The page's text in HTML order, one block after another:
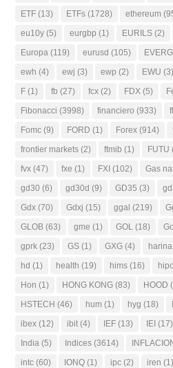
ETF (13) ETFs (1728) ethereum
eu10y (5) eurgbp (1) EURILS (2)
Europa (119) eurusd (105)
ewh (4) ewj (3) ewp (2) EWU (3)
F (1) fb (27) fcx (2) FDX (5)
Fibonacci (3998) financiero (933)
Fomc (9) FORD (1) Forex (914)
frontier markets (2) ftmib (1) FUTU
fvx (47) fxe (1) FXI (102) Gas
gd30 (6) gd30d (9) GD35 (3)
Gdx (70) Gdxj (15) ggal (219)
GLOB (63) gme (1) GOL (18)
gprk (23) GS (1) GXG (4)
hd (1) health (19) hims (16)
Hon (1) HONG KONG (83) HOOD
HSTECH (46) hum (1) hyg (18)
ibex (12) ibit (4) IEF (13) IEI (17)
India (5) Indices (3614)
intc (60) IONQ (1) ipc (2) iren (1)